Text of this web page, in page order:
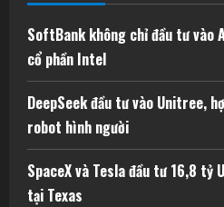
SoftBank không chỉ đầu tư vào
cổ phần Intel
DeepSeek đầu tư vào Unitree,
robot hình người
SpaceX và Tesla đầu tư 16,8 tỷ
tại Texas